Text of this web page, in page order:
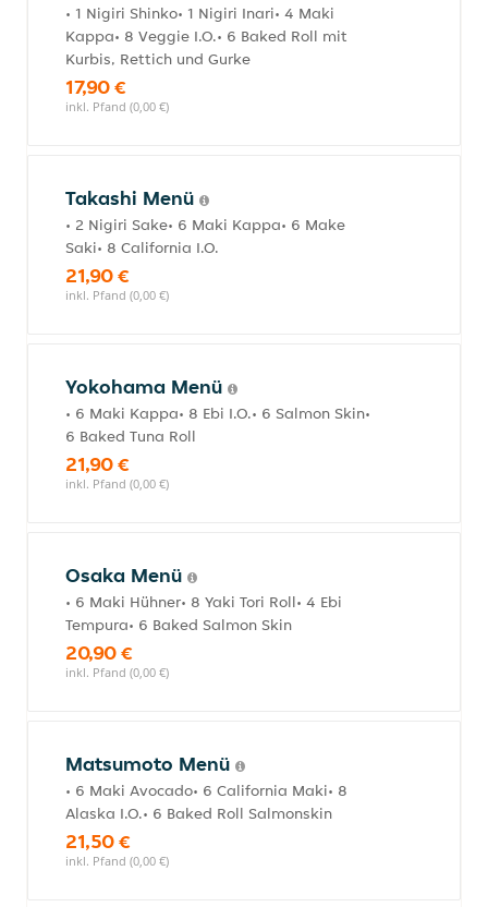
• 1 Nigiri Shinko• 1 Nigiri Inari• 4 Maki
Kappa• 8 Veggie I.O.• 6 Baked Roll mit
Kurbis, Rettich und Gurke
17,90 €
inkl. Pfand (0,00 €)
Takashi Menü
• 2 Nigiri Sake• 6 Maki Kappa• 6 Make
Saki• 8 California I.O.
21,90 €
inkl. Pfand (0,00 €)
Yokohama Menü
• 6 Maki Kappa• 8 Ebi I.O.• 6 Salmon Skin•
6 Baked Tuna Roll
21,90 €
inkl. Pfand (0,00 €)
Osaka Menü
• 6 Maki Hühner• 8 Yaki Tori Roll• 4 Ebi
Tempura• 6 Baked Salmon Skin
20,90 €
inkl. Pfand (0,00 €)
Matsumoto Menü
• 6 Maki Avocado• 6 California Maki• 8
Alaska I.O.• 6 Baked Roll Salmonskin
21,50 €
inkl. Pfand (0,00 €)